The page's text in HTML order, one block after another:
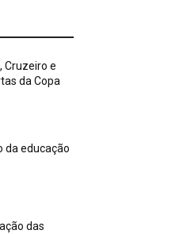
Cruzeiro e
da Copa
da educação
das